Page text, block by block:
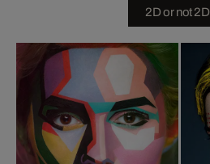
2D or not 2D